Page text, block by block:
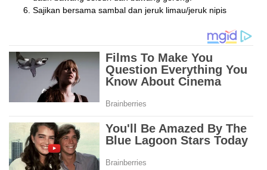
Sajikan bersama sambal dan jeruk limau/jeruk nipis